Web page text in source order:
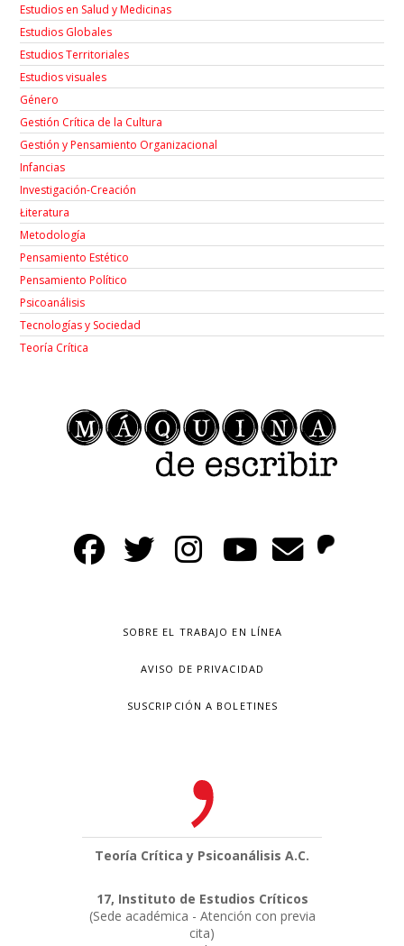
Estudios en Salud y Medicinas
Estudios Globales
Estudios Territoriales
Estudios visuales
Género
Gestión Crítica de la Cultura
Gestión y Pensamiento Organizacional
Infancias
Investigación-Creación
Łiteratura
Metodología
Pensamiento Estético
Pensamiento Político
Psicoanálisis
Tecnologías y Sociedad
Teoría Crítica
SOBRE EL TRABAJO EN LÍNEA
AVISO DE PRIVACIDAD
SUSCRIPCIÓN A BOLETINES
Teoría Crítica y Psicoanálisis A.C.
17, Instituto de Estudios Críticos
(Sede académica - Atención con previa
cita)